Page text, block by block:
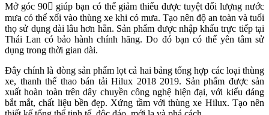
Mở góc 90 giúp bạn có thể giảm thiểu được tuyệt đối lượng nước
mưa có thể xối vào thùng xe khi có mưa. Tạo nên độ an toàn và tuổi
thọ sử dụng dài lâu hơn hẳn. Sản phẩm được nhập khẩu trực tiếp tại
Thái Lan có bảo hành chính hãng. Do đó bạn có thể yên tâm sử
dụng trong thời gian dài.
Đây chính là dòng sản phẩm lọt cả hai bảng tổng hợp các loại thùng
xe, thanh thể thao bán tải Hilux 2018 2019. Sản phẩm được sản
xuất hoàn toàn trên dây chuyền công nghệ hiện đại, với kiểu dáng
bắt mắt, chất liệu bền đẹp. Xứng tầm với thùng xe Hilux. Tạo nên